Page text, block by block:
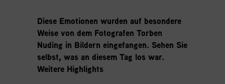
Diese Emotionen wurden auf besondere
Weise von dem Fotografen Torben
Nuding in Bildern eingefangen. Sehen Sie
selbst, was an diesem Tag los war.
Weitere Highlights